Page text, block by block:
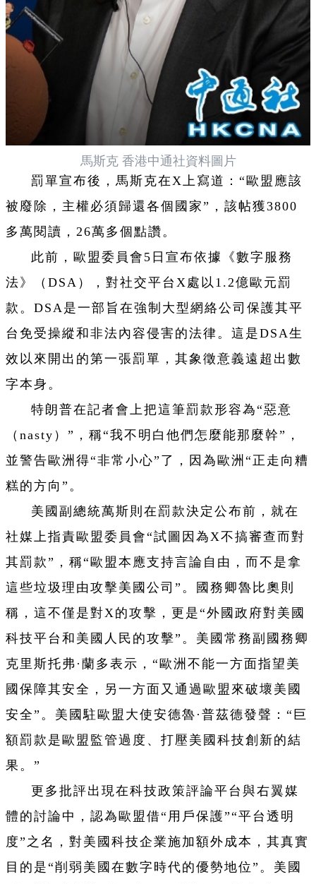
馬斯克 香港中通社資料圖片
罰單宣布後，馬斯克在X上寫道：“歐盟應該
被廢除，主權必須歸還各個國家”，該帖獲3800
多萬閱讀，26萬多個點讚。
此前，歐盟委員會5日宣布依據《數字服務
法》（DSA），對社交平台X處以1.2億歐元罰
款。DSA是一部旨在強制大型網絡公司保護其平
台免受操縱和非法內容侵害的法律。這是DSA生
效以來開出的第一張罰單，其象徵意義遠超出數
字本身。
特朗普在記者會上把這筆罰款形容為“惡意
（nasty）”，稱“我不明白他們怎麼能那麼幹”，
並警告歐洲得“非常小心”了，因為歐洲“正走向糟
糕的方向”。
美國副總統萬斯則在罰款決定公布前，就在
社媒上指責歐盟委員會“試圖因為X不搞審查而對
其罰款”，稱“歐盟本應支持言論自由，而不是拿
這些垃圾理由攻擊美國公司”。國務卿魯比奧則
稱，這不僅是對X的攻擊，更是“外國政府對美國
科技平台和美國人民的攻擊”。美國常務副國務卿
克里斯托弗·蘭多表示，“歐洲不能一方面指望美
國保障其安全，另一方面又通過歐盟來破壞美國
安全”。美國駐歐盟大使安德魯·普茲德發聲：“巨
額罰款是歐盟監管過度、打壓美國科技創新的結
果。”
更多批評出現在科技政策評論平台與右翼媒
體的討論中，認為歐盟借“用戶保護”“平台透明
度”之名，對美國科技企業施加額外成本，其真實
目的是“削弱美國在數字時代的優勢地位”。美國